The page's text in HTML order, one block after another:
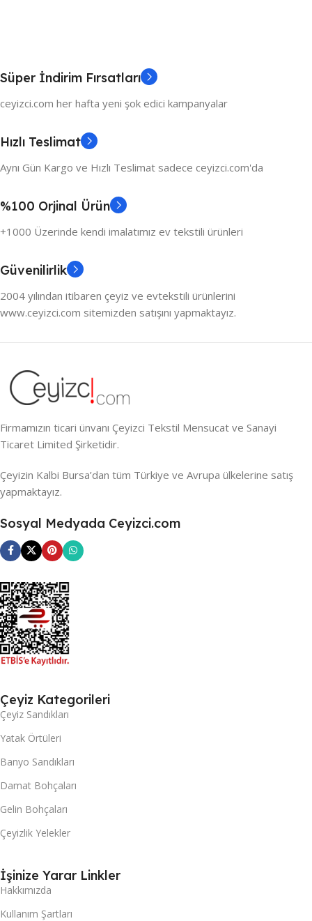
Süper İndirim Fırsatları
ceyizci.com her hafta yeni şok edici kampanyalar
Hızlı Teslimat
Aynı Gün Kargo ve Hızlı Teslimat sadece ceyizci.com'da
%100 Orjinal Ürün
+1000 Üzerinde kendi imalatımız ev tekstili ürünleri
Güvenilirlik
2004 yılından itibaren çeyiz ve evtekstili ürünlerini
www.ceyizci.com sitemizden satışını yapmaktayız.
Firmamızın ticari ünvanı Çeyizci Tekstil Mensucat ve Sanayi
Ticaret Limited Şirketidir.
Çeyizin Kalbi Bursa’dan tüm Türkiye ve Avrupa ülkelerine satış
yapmaktayız.
Sosyal Medyada Ceyizci.com
Çeyiz Kategorileri
Çeyiz Sandıkları
Yatak Örtüleri
Banyo Sandıkları
Damat Bohçaları
Gelin Bohçaları
Çeyizlik Yelekler
İşinize Yarar Linkler
Hakkımızda
Kullanım Şartları